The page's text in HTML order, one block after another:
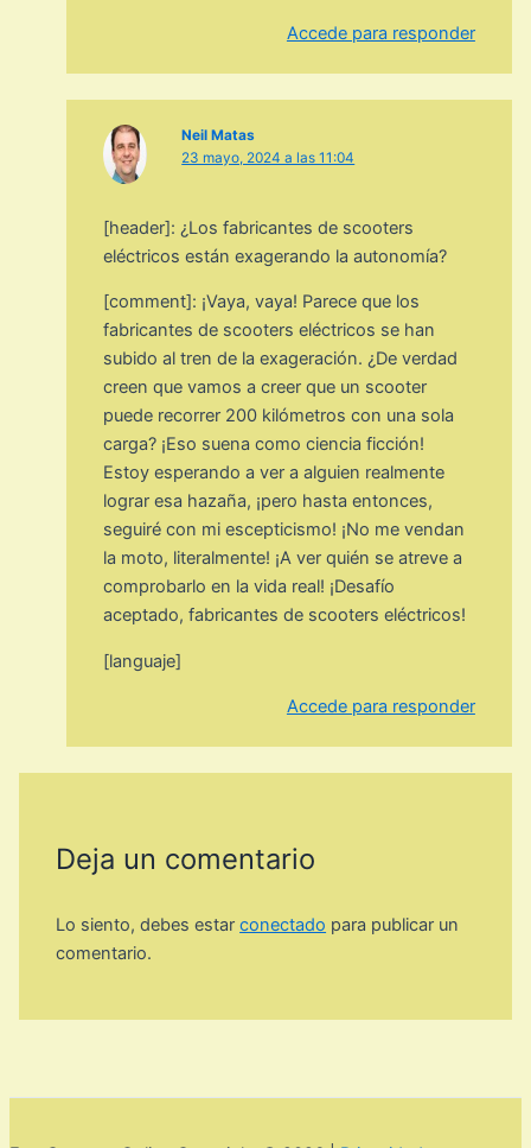
Accede para responder
Neil Matas
23 mayo, 2024 a las 11:04
[header]: ¿Los fabricantes de scooters
eléctricos están exagerando la autonomía?
[comment]: ¡Vaya, vaya! Parece que los
fabricantes de scooters eléctricos se han
subido al tren de la exageración. ¿De verdad
creen que vamos a creer que un scooter
puede recorrer 200 kilómetros con una sola
carga? ¡Eso suena como ciencia ficción!
Estoy esperando a ver a alguien realmente
lograr esa hazaña, ¡pero hasta entonces,
seguiré con mi escepticismo! ¡No me vendan
la moto, literalmente! ¡A ver quién se atreve a
comprobarlo en la vida real! ¡Desafío
aceptado, fabricantes de scooters eléctricos!
[languaje]
Accede para responder
Deja un comentario
Lo siento, debes estarconectado para publicar un
comentario.